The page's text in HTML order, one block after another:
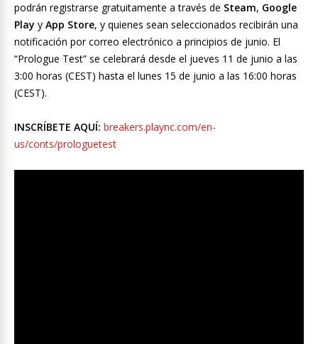
podrán registrarse gratuitamente a través de Steam, Google
Play y App Store, y quienes sean seleccionados recibirán una
notificación por correo electrónico a principios de junio. El
“Prologue Test” se celebrará desde el jueves 11 de junio a las
3:00 horas (CEST) hasta el lunes 15 de junio a las 16:00 horas
(CEST).
INSCRÍBETE AQUÍ: breakers.plaync.com/en-
us/conts/prologuetest